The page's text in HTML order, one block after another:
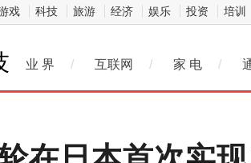
戏 科技 旅游 经济 娱乐 投资 培训
业 界 / 互联网 / 家 电 /